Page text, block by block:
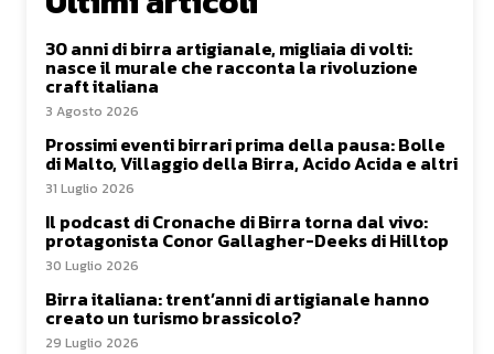
30 anni di birra artigianale, migliaia di volti:
nasce il murale che racconta la rivoluzione
craft italiana
3 Agosto 2026
Prossimi eventi birrari prima della pausa: Bolle
di Malto, Villaggio della Birra, Acido Acida e altri
31 Luglio 2026
Il podcast di Cronache di Birra torna dal vivo:
protagonista Conor Gallagher-Deeks di Hilltop
30 Luglio 2026
Birra italiana: trent’anni di artigianale hanno
creato un turismo brassicolo?
29 Luglio 2026